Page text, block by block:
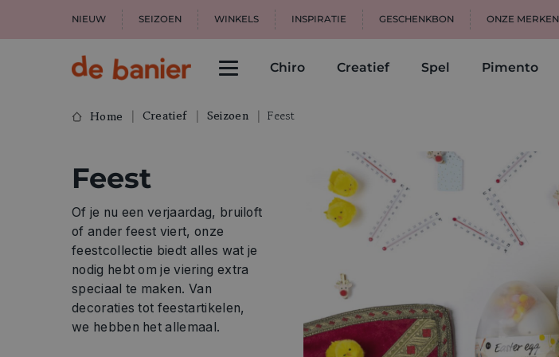
NIEUW SEIZOEN WINKELS INSPIRATIE GESCHENKBON ONZE MERKEN
Chiro Creatief Spel Pimento
Home Creatief Seizoen Feest
Feest
Of je nu een verjaardag, bruiloft
of ander feest viert, onze
feestcollectie biedt alles wat je
nodig hebt om je viering extra
speciaal te maken. Van
decoraties tot feestartikelen,
we hebben het allemaal.